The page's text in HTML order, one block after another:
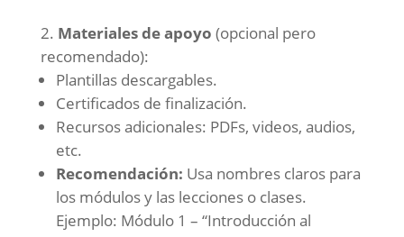
Materiales de apoyo (opcional pero
recomendado):
Plantillas descargables.
Certificados de finalización.
Recursos adicionales: PDFs, videos, audios,
etc.
Recomendación: Usa nombres claros para
los módulos y las lecciones o clases.
Ejemplo: Módulo 1 – “Introducción al